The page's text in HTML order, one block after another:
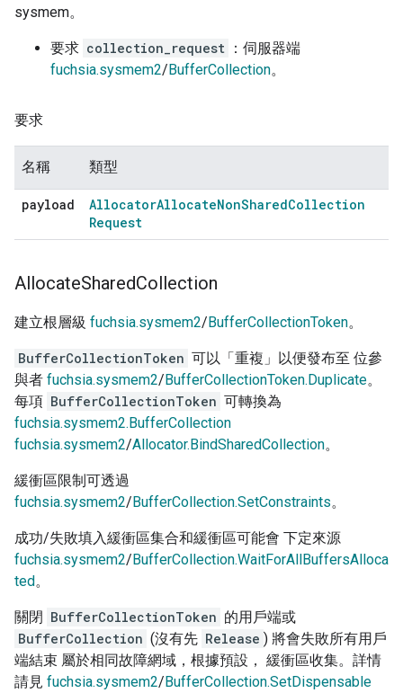
sysmem。
要求 collection_request
：伺服器端
fuchsia.sysmem2/BufferCollection。
要求
名稱 類型
payload AllocatorAllocateNonSharedCollection
Request
AllocateSharedCollection
建立根層級 fuchsia.sysmem2/BufferCollectionToken。
BufferCollectionToken 可以「重複」以便發布至 位參
與者 fuchsia.sysmem2/BufferCollectionToken.Duplicate。
每項 BufferCollectionToken 可轉換為
fuchsia.sysmem2.BufferCollection
fuchsia.sysmem2/Allocator.BindSharedCollection。
緩衝區限制可透過
fuchsia.sysmem2/BufferCollection.SetConstraints。
成功/失敗填入緩衝區集合和緩衝區可能會 下定來源
fuchsia.sysmem2/BufferCollection.WaitForAllBuffersAlloca
ted。
關閉 BufferCollectionToken 的用戶端或
BufferCollection (沒有先 Release ) 將會失敗所有用戶
端結束 屬於相同故障網域，根據預設， 緩衝區收集。詳情
請見 fuchsia.sysmem2/BufferCollection.SetDispensable